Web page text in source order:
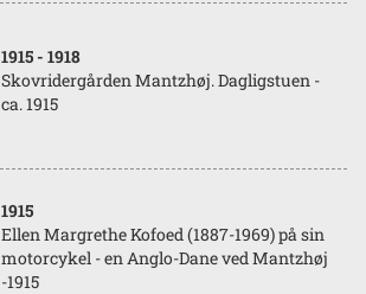
1915 - 1918
Skovridergården Mantzhøj. Dagligstuen -
ca. 1915
1915
Ellen Margrethe Kofoed (1887-1969) på sin
motorcykel - en Anglo-Dane ved Mantzhøj
-1915